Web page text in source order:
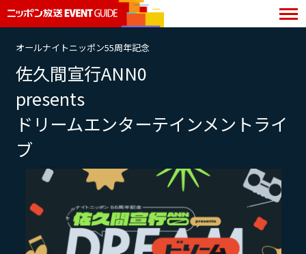
オールナイトニッポン55周年記念
佐久間宣行ANN0
presents
ドリームエンターテインメントライ
ブ